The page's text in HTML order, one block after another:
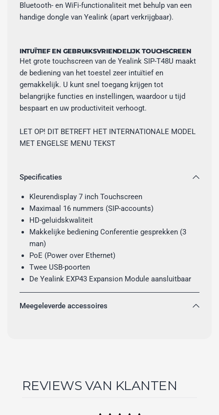
Bluetooth- en WiFi-functionaliteit met behulp van een
handige dongle van Yealink (apart verkrijgbaar).
INTUÏTIEF EN GEBRUIKSVRIENDELIJK TOUCHSCREEN
Het grote touchscreen van de Yealink SIP-T48U maakt
de bediening van het toestel zeer intuïtief en
gemakkelijk. U kunt snel toegang krijgen tot
belangrijke functies en instellingen, waardoor u tijd
bespaart en uw productiviteit verhoogt.
LET OP! DIT BETREFT HET INTERNATIONALE MODEL
MET ENGELSE MENU TEKST
Specificaties
Kleurendisplay 7 inch Touchscreen
Maximaal 16 nummers (SIP-accounts)
HD-geluidskwaliteit
Makkelijke bediening Conferentie gesprekken (3
man)
PoE (Power over Ethernet)
Twee USB-poorten
De Yealink EXP43 Expansion Module aansluitbaar
Meegeleverde accessoires
REVIEWS VAN KLANTEN